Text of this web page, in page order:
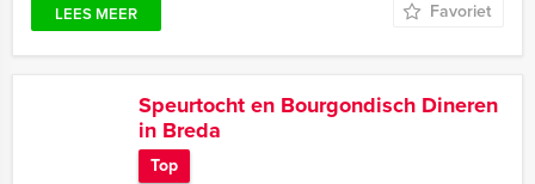
LEES MEER Favoriet
Speurtocht en Bourgondisch Dineren
in Breda
Top